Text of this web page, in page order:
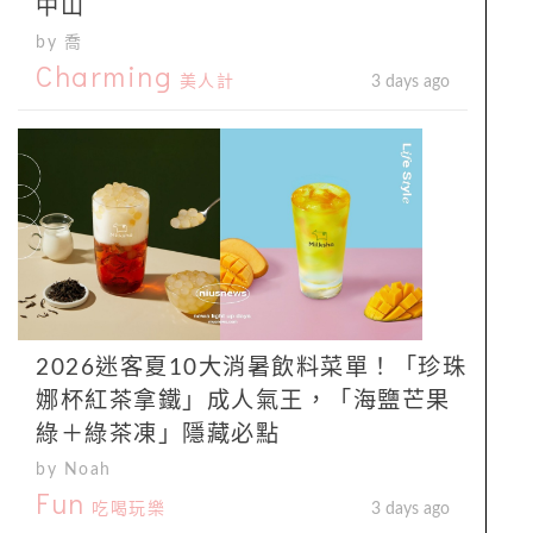
中山
by 喬
Charming 美人計 3 days ago
2026迷客夏10大消暑飲料菜單！「珍珠
娜杯紅茶拿鐵」成人氣王，「海鹽芒果
綠＋綠茶凍」隱藏必點
by Noah
Fun 吃喝玩樂 3 days ago